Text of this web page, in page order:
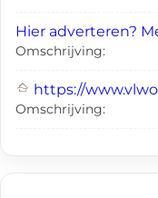
Hier adverteren?
Omschrijving:
https://
Omschrijving: